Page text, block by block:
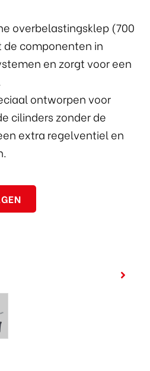
overbelastingsklep (700
componenten in
en zorgt voor een
ontworpen voor
cilinders zonder de
extra regelventiel en